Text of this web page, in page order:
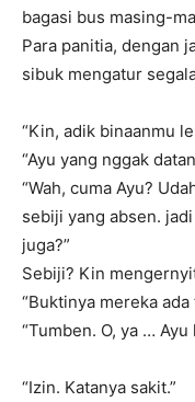
bagasi bus masing-
Para panitia, dengan
sibuk mengatur
“Kin, adik binaanmu
“Ayu yang nggak
“Wah, cuma Ayu?
sebiji yang absen.
juga?”
Sebiji? Kin
“Buktinya mereka ada
“Tumben. O, ya … Ayu
“Izin. Katanya sakit.”